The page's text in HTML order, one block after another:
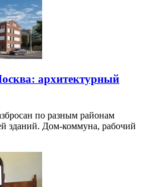
архитектурный
по разным районам
зданий. Дом-коммуна, рабочий